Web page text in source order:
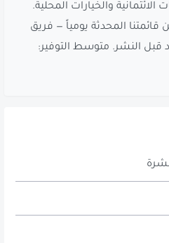
والخيارات المحلية.
المحدثة يومياً — فريق
قبل النشر. متوسط التوفير: